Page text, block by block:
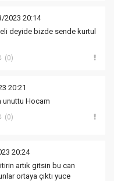
2023 20:14
deyide bizde sende kurtul
(0)
20:21
unuttu Hocam
(0)
20:24
artık gitsin bu can
ortaya çıktı yuce